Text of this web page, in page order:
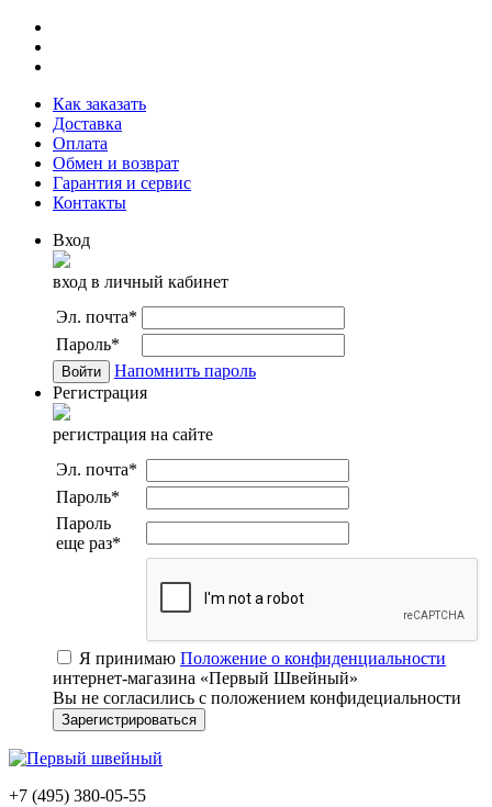
Как заказать
Доставка
Оплата
Обмен и возврат
Гарантия и сервис
Контакты
Вход
вход в личный кабинет
Эл. почта*
Пароль*
Напомнить пароль
Регистрация
регистрация на сайте
Эл. почта*
Пароль*
Пароль
еще раз*
Я принимаю Положение о конфиденциальности
интернет-магазина «Первый Швейный»
Вы не согласились с положением конфидециальности
+7 (495) 380-05-55